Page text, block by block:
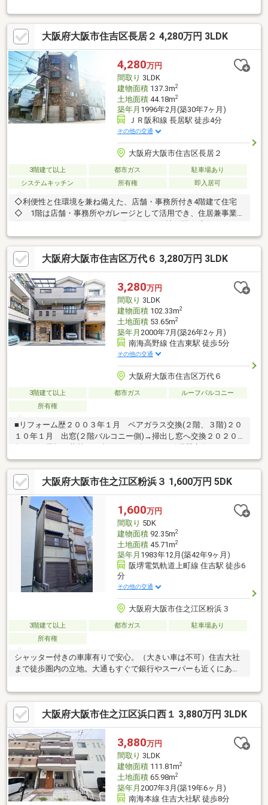
大阪府大阪市住吉区長居２ 4,280万円 3LDK
4,280万円
間取り 3LDK
建物面積137.3m2
土地面積44.18m2
築年月 1996年2月(築30年7ヶ月)
ＪＲ阪和線 長居駅 徒歩4分
その他の交通
大阪府大阪市住吉区長居２
3階建て以上 都市ガス
駐車場あり
システムキッチン
所有権 即入居可
◇利便性と住環境を兼ね備えた、店舗・事務所付き4階建て住宅
◇ 1階は店舗・事務所やガレージとして活用でき、住居兼事業
3・4階には3部屋を確保し、ご家族でもゆとりある暮らしが叶い
ます。 さらに屋上スペース付きで、ガーデニングやBBQ、家庭
菜園など多彩な使い方が楽しめます。◇大阪メトロ御堂筋線「長
居」駅まで徒歩4分圏内◇ 天王寺・なんば・梅田方面へのアク
セスも良好。 大型公園「長居公園」が身近にあり、植物園やス
タジアム ランニングコースなど自然とスポーツを満喫できる住
環境も魅力です。
大阪府大阪市住吉区万代６ 3,280万円 3LDK
3,280万円
間取り 3LDK
建物面積102.33m2
土地面積53.65m2
築年月 2000年7月(築26年2ヶ月)
南海高野線 住吉東駅 徒歩5分
その他の交通
大阪府大阪市住吉区万代６
3階建て以上 都市ガス
ルーフバルコニー
所有権
■リフォーム歴２００３年１月 ペアガラス交換(２階、３階)２０
１０年１月 出窓(２階バルコニー側)→掃出し窓へ交換２０２０
年１月 屋根の葺替え工事２０２１年６月 給湯器交換２０２２
年１月 ガスコンロ交換上記の他にもお手入れ箇所多数ございま
す！■LIFE INFORMATION(２沿線利用可能)・南海電鉄高野
線 住吉東駅 徒歩５分（約324m）・阪堺電気軌道上町
線 神ノ木駅 徒歩６分（約420m）・阪堺電気軌道上町線
帝塚山四丁目 徒歩７分（約556m）
大阪府大阪市住之江区粉浜３ 1,600万円 5DK
1,600万円
間取り 5DK
建物面積92.35m2
土地面積45.71m2
築年月 1983年12月(築42年9ヶ月)
阪堺電気軌道上町線 住吉駅 徒歩6
分
その他の交通
大阪府大阪市住之江区粉浜３
3階建て以上 都市ガス
駐車場あり
所有権
シャッター付きの車庫有りで安心。（大きい車は不可）住吉大社
まで徒歩圏内の立地。大通もすぐで銀行やスーパーも近くにあり
大阪府大阪市住之江区浜口西１ 3,880万円 3LDK
3,880万円
間取り 3LDK
建物面積111.81m2
土地面積65.98m2
築年月 2007年3月(築19年6ヶ月)
南海本線 住吉大社駅 徒歩8分